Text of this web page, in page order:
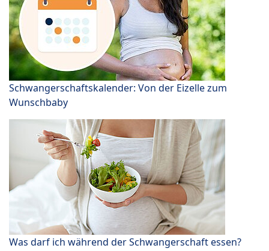
Schwangerschaftskalender: Von der Eizelle zum
Wunschbaby
Was darf ich während der Schwangerschaft essen?